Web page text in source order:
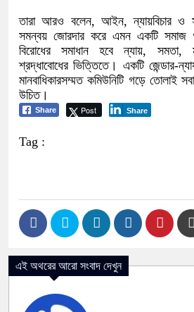
তারা আরও বলেন, আইন, ন্যায়বিচার ও
সমন্বয় জোরদার করে এমন একটি সমাজ
বিরোধের সমাধান হবে ন্যায়, সমতা,
শ্রদ্ধাবোধের ভিত্তিতে। একটি জেন্ডার-
মানবাধিকারসম্মত কমিউনিটি গড়ে তোলাই
উচিত।
Share Post Share
Tag :
এই অথরের আরো সংবাদ দেখুন